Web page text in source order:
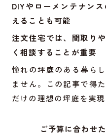
DIYやローメンテナン
えることも可能
注文住宅では、間取り
く相談することが重要
憧れの坪庭のある暮ら
ません。この記事で得
だけの理想の坪庭を実現
ご予算に合わせ